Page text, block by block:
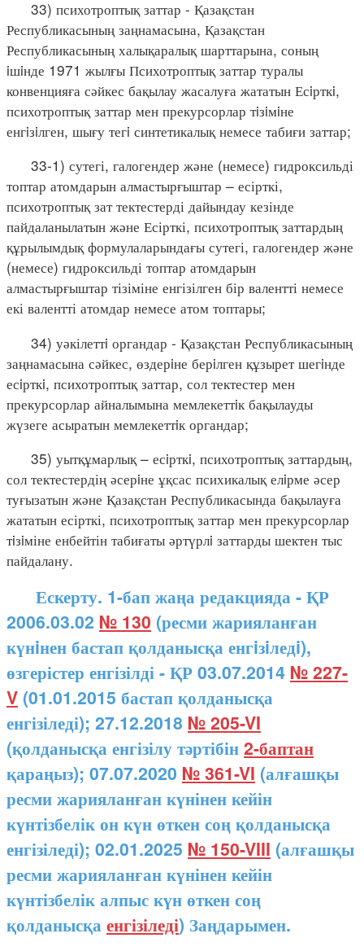
33) психотроптық заттар - Қазақстан
Республикасының заңнамасына, Қазақстан
Республикасының халықаралық шарттарына, соның
iшiнде 1971 жылғы Психотроптық заттар туралы
конвенцияға сәйкес бақылау жасалуға жататын Есiрткi,
психотроптық заттар мен прекурсорлар тiзiмiне
енгiзiлген, шығу тегi синтетикалық немесе табиғи заттар;
33-1) сутегі, галогендер және (немесе) гидроксильді
топтар атомдарын алмастырғыштар – есірткі,
психотроптық зат тектестерді дайындау кезінде
пайдаланылатын және Есірткі, психотроптық заттардың
құрылымдық формулаларындағы сутегі, галогендер және
(немесе) гидроксильді топтар атомдарын
алмастырғыштар тізіміне енгізілген бір валентті немесе
екі валентті атомдар немесе атом топтары;
34) уәкілеттi органдар - Қазақстан Республикасының
заңнамасына сәйкес, өздерiне берiлген құзырет шегiнде
есiрткi, психотроптық заттар, сол тектестер мен
прекурсорлар айналымына мемлекеттiк бақылауды
жүзеге асыратын мемлекеттiк органдар;
35) уытқұмарлық – есiрткi, психотроптық заттардың,
сол тектестердің әсерiне ұқсас психикалық елiрме әсер
туғызатын және Қазақстан Республикасында бақылауға
жататын есірткі, психотроптық заттар мен прекурсорлар
тiзiміне енбейтін табиғаты әртүрлi заттарды шектен тыс
пайдалану.
Ескерту. 1-бап жаңа редакцияда - ҚР
2006.03.02 № 130 (ресми жарияланған
күнiнен бастап қолданысқа енгiзiледi),
өзгерістер енгізілді - ҚР 03.07.2014 № 227-
V (01.01.2015 бастап қолданысқа
енгізіледі); 27.12.2018 № 205-VI
(қолданысқа енгізілу тәртібін2-баптан
қараңыз); 07.07.2020 № 361-VI (алғашқы
ресми жарияланған күнінен кейін
күнтізбелік он күн өткен соң қолданысқа
енгізіледі); 02.01.2025 № 150-VIII (алғашқы
ресми жарияланған күнінен кейін
күнтізбелік алпыс күн өткен соң
қолданысқа енгізіледі) Заңдарымен.